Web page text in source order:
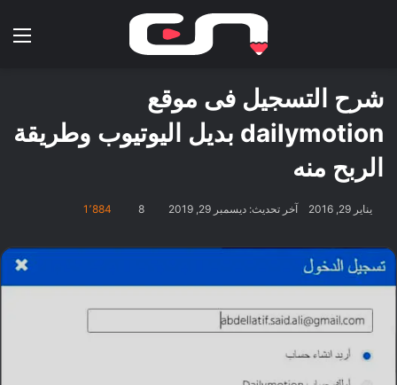
شرح التسجيل فى موقع
dailymotion بديل اليوتيوب وطريقة
الربح منه
يناير 29, 2016 آخر تحديث: ديسمبر 29, 2019 8 1٬884